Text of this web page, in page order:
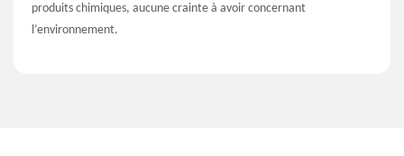
produits chimiques, aucune crainte à avoir concernant
l’environnement.